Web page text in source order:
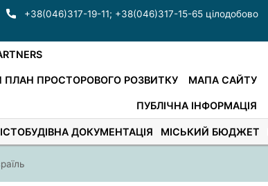
+38(046)317-19-11; +38(046)317-15-65 цілодобово
ПРОСТОРОВОГО РОЗВИТКУ МАПА САЙТУ
ПУБЛІЧНА ІНФОРМАЦІЯ
ДОКУМЕНТАЦІЯ МІСЬКИЙ БЮДЖЕТ